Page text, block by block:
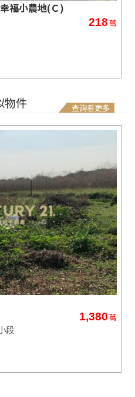
福小農地(Ｃ)
218萬
查詢看更多
物件
1,380萬
段